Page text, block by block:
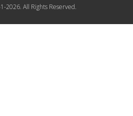
2026. All Rights Reserved.